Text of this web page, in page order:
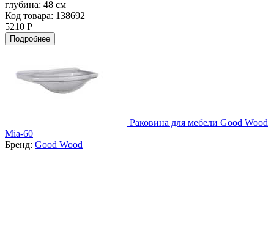
глубина: 48 см
Код товара: 138692
5210 Р
Подробнее
Раковина для мебели Good Wood
Mia-60
Бренд: Good Wood